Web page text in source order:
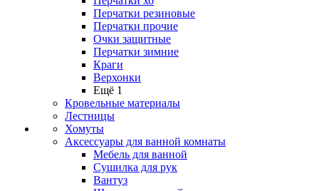
Перчатки резиновые
Перчатки прочие
Очки защитные
Перчатки зимние
Краги
Верхонки
Ещё 1
Кровельные материалы
Лестницы
Хомуты
Аксессуары для ванной комнаты
Мебель для ванной
Сушилка для рук
Вантуз